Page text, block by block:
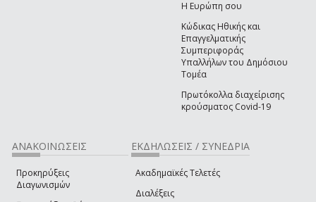
Η Ευρώπη σου
Κώδικας Ηθικής και
Επαγγελματικής
Συμπεριφοράς
Υπαλλήλων του Δημόσιου
Τομέα
Πρωτόκολλα διαχείρισης
κρούσματος Covid-19
ΑΝΑΚΟΙΝΩΣΕΙΣ
Προκηρύξεις
Διαγωνισμών
ΕΚΔΗΛΩΣΕΙΣ / ΣΥΝΕΔΡΙΑ
Ακαδημαϊκές Τελετές
Διαλέξεις